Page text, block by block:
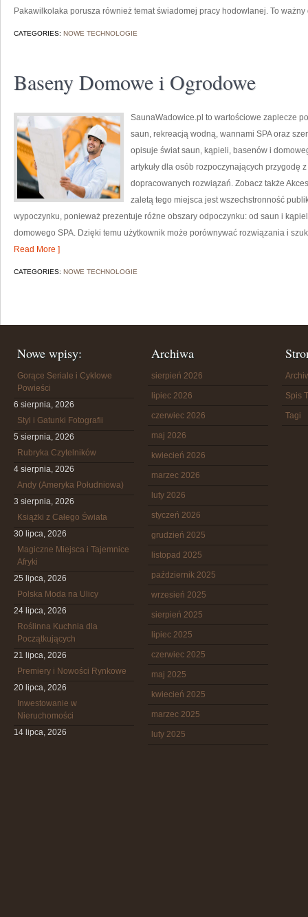
Pakawilkolaka porusza również temat świadomej pracy hodowlanej. To ważny
CATEGORIES: NOWE TECHNOLOGIE
Baseny Domowe i Ogrodowe
SaunaWadowice.pl to wartościowe zaplecze
saun, rekreacją wodną, wannami SPA oraz
opisuje świat saun, kąpieli, basenów i
artykuły dla osób rozpoczynających przygodę
dopracowanych rozwiązań. Zobacz także
zaletą tego miejsca jest wszechstronność
wypoczynku, ponieważ prezentuje różne obszary odpoczynku: od saun i
domowego SPA. Dzięki temu użytkownik może porównywać rozwiązania i
Read More ]
CATEGORIES: NOWE TECHNOLOGIE
Nowe wpisy:
Gorące Seriale i Cyklowe
Powieści
6 sierpnia, 2026
Styl i Gatunki Fotografii
5 sierpnia, 2026
Rubryka Czytelników
4 sierpnia, 2026
Andy (Ameryka Południowa)
3 sierpnia, 2026
Książki z Całego Świata
30 lipca, 2026
Magiczne Miejsca i Tajemnice
Afryki
25 lipca, 2026
Polska Moda na Ulicy
24 lipca, 2026
Roślinna Kuchnia dla
Początkujących
21 lipca, 2026
Premiery i Nowości Rynkowe
20 lipca, 2026
Inwestowanie w
Nieruchomości
14 lipca, 2026
Archiwa
sierpień 2026
lipiec 2026
czerwiec 2026
maj 2026
kwiecień 2026
marzec 2026
luty 2026
styczeń 2026
grudzień 2025
listopad 2025
październik 2025
wrzesień 2025
sierpień 2025
lipiec 2025
czerwiec 2025
maj 2025
kwiecień 2025
marzec 2025
luty 2025
Spis
Tagi